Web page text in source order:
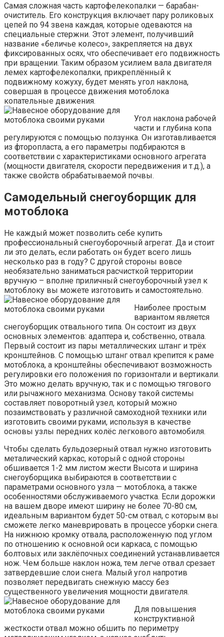
Самая сложная часть картофелекопалки — барабан-
очиститель. Его конструкция включает пару роликовых
цепей по 94 звена каждая, которые одеваются на
специальные стержни. Этот элемент, получивший
название «беличье колесо», закрепляется на двух
фиксированных осях, что обеспечивает его подвижность
при вращении. Таким образом усилием вала двигателя
лемех картофелекопалки, прикреплённый к
подвижному кожуху, будет менять угол наклона,
совершая в процессе движения мотоблока
копательные движения.
Угол наклона рабочей
части и глубина копа
регулируются с помощью ползунка. Он изготавливается
из фторопласта, а его параметры подбираются в
соответствии с характеристиками основного агрегата
(мощности двигателя, скорости передвижения и т.д.), а
также свойств обрабатываемой почвы.
Самодельный снегоуборщик для
мотоблока
Не каждый может позволить себе купить
профессиональный снегоуборочный агрегат. Да и стоит
ли это делать, если работать он будет всего лишь
несколько раз в году? С другой стороны вовсе
необязательно заниматься расчисткой территории
вручную – вполне приличный снегоуборочный узел к
мотоблоку вы можете изготовить и самостоятельно.
Наиболее простым
вариантом является
снегоуборщик отвального типа. Он состоит из двух
основных элементов: адаптера и, собственно, отвала.
Первый состоит из пары металлических штанг и трёх
кронштейнов. С помощью штанг отвал крепится к раме
мотоблока, а кронштейны обеспечивают возможность
регулировки его положения по горизонтали и вертикали.
Это можно делать вручную, так и с помощью тягового
или рычажного механизма. Основу такой системы
составляет поворотный узел, который можно
позаимствовать у различной самоходной техники или
изготовить своими руками, используя в качестве
основы узлы передних колёс легкового автомобиля.
Чтобы сделать бульдозерный отвал нужно изготовить
металический каркас, который с одной стороны
обшивается 1-2 мм листом жести Высота и ширина
снегоуборщика выбираются в соответствии с
параметрами основного узла — мотоблока, а также
особенностями обслуживаемого участка. Если дорожки
на вашем дворе имеют ширину не более 70-80 см,
идеальным вариантом будет 50-см отвал, с которым вы
сможете легко маневрировать в процессе уборки снега.
На нижнюю кромку отвала, расположенную под углом
по отношению к основной оси каркаса, с помощью
болтовых или заклёпочных соединений устанавливается
нож. Чем больше наклон ножа, тем легче отвал срезает
затвердевшие слои снега. Малый угол напротив
позволяет передвигать снежную массу без
существенного увеличения мощности двигателя.
Для повышения
конструктивной
жесткости отвал можно обшить по периметру